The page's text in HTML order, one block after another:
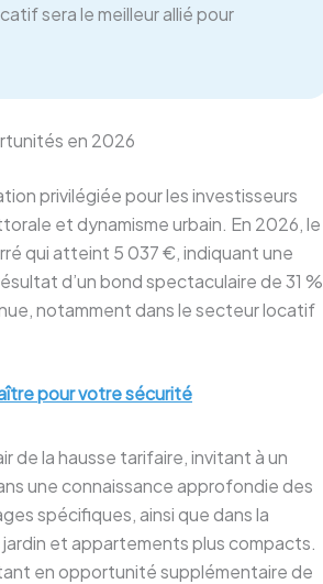
sera le meilleur allié pour
en 2026
privilégiée pour les investisseurs
et dynamisme urbain. En 2026, le
qui atteint 5 037 €, indiquant une
d’un bond spectaculaire de 31 %
notamment dans le secteur locatif
pour votre sécurité
de la hausse tarifaire, invitant à un
une connaissance approfondie des
spécifiques, ainsi que dans la
et appartements plus compacts.
en opportunité supplémentaire de